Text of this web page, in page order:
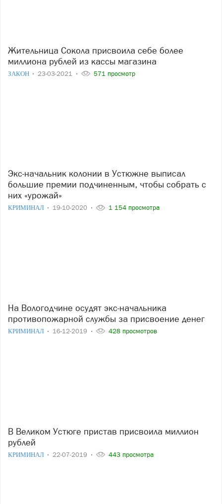
Жительница Сокола присвоила себе более
миллиона рублей из кассы магазина
ЗАКОН 23-03-2021 571 просмотр
Экс-начальник колонии в Устюжне выписал
большие премии подчиненным, чтобы собрать с
них «урожай»
КРИМИНАЛ 19-10-2020 1 154 просмотра
На Вологодчине осудят экс-начальника
противопожарной службы за присвоение денег
КРИМИНАЛ 16-12-2019 428 просмотров
В Великом Устюге пристав присвоила миллион
рублей
КРИМИНАЛ 22-07-2019 443 просмотра